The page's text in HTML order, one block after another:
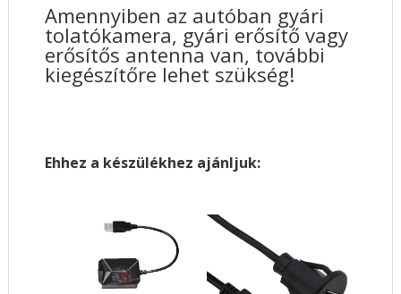
Amennyiben az autóban gyári
tolatókamera, gyári erősítő vagy
erősítős antenna van, további
kiegészítőre lehet szükség!
Ehhez a készülékhez ajánljuk: